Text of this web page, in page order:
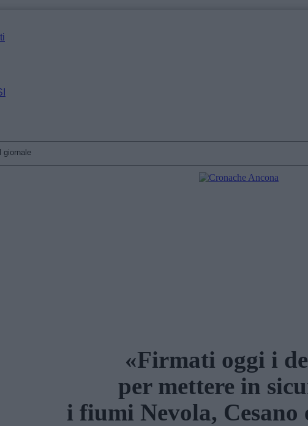
«Firmati oggi i
per mettere in
i fiumi Nevola, Cesano